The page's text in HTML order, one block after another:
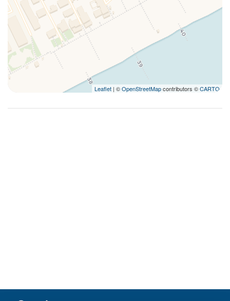
Leaflet | ©OpenStreetMapcontributors ©CARTO